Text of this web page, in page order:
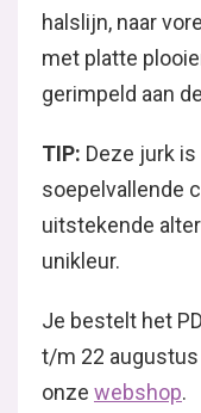
halslijn, naar
met platte
gerimpeld aan
TIP: Deze jurk
soepelvallende
uitstekende
unikleur.
Je bestelt het
t/m 22 augustus
onze webshop.